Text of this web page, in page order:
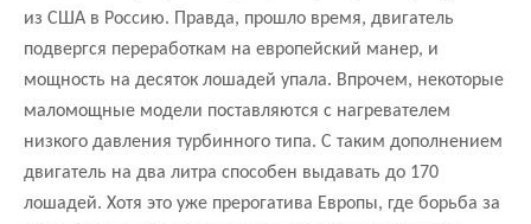
из США в Россию. Правда, прошло время, двигатель
подвергся переработкам на европейский манер, и
мощность на десяток лошадей упала. Впрочем, некоторые
маломощные модели поставляются с нагревателем
низкого давления турбинного типа. С таким дополнением
двигатель на два литра способен выдавать до 170
лошадей. Хотя это уже прерогатива Европы, где борьба за